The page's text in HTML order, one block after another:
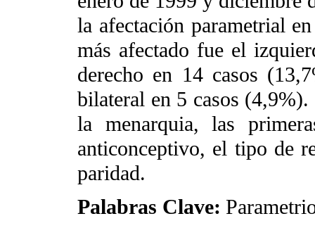
la afectación parametrial
más afectado fue el
derecho en 14 casos
bilateral en 5 casos
la menarquia, las
anticonceptivo, el tipo de
paridad.
Palabras Clave: